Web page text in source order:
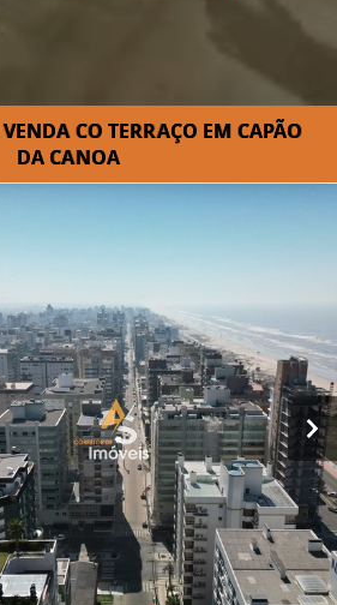
CO TERRAÇO EM CAPÃO
DA CANOA